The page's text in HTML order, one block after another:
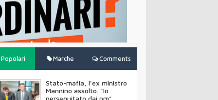
Popolari Marche Comments
Stato-mafia, l'ex ministro
Mannino assolto. "Io
perseguitato dai pm"